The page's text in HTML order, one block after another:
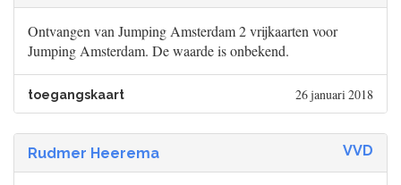
Ontvangen van Jumping Amsterdam 2 vrijkaarten voor
Jumping Amsterdam. De waarde is onbekend.
toegangskaart 26 januari 2018
Rudmer Heerema VVD